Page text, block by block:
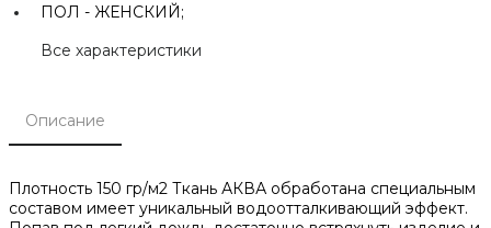
ПОЛ - ЖЕНСКИЙ;
Все характеристики
Описание
Плотность 150 гр/м2 Ткань АКВА обработана специальным
составом имеет уникальный водоотталкивающий эффект.